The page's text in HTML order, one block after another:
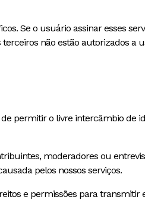
Se o usuário assinar esses
não estão autorizados a
permitir o livre intercâmbio de
moderadores ou
pelos nossos serviços.
e permissões para